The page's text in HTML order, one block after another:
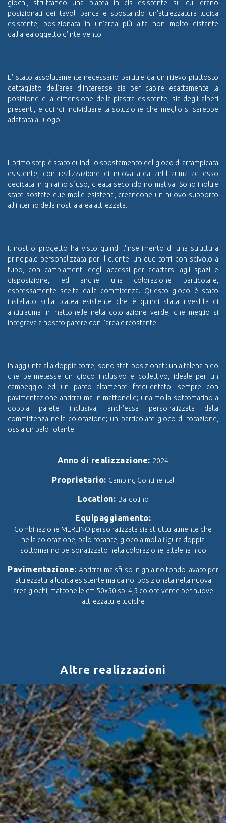
giochi, sfruttando una platea in cls esistente su cui erano
posizionati dei tavoli panca e spostando un'attrezzatura ludica
esistente, posizionata in un'area più alta non molto distante
dall'area oggetto d'intervento.
E' stato assolutamente necessario partitre da un rilievo piuttosto
dettagliato dell'area d'interesse sia per capire esattamente la
posizione e la dimensione della piastra esistente, sia degli alberi
presenti, e quindi individuare la soluzione che meglio si sarebbe
adattata al luogo.
Il primo step è stato quindi lo spostamento del gioco di arrampicata
esistente, con realizzazione di nuova area antitrauma ad esso
dedicata in ghiaino sfuso, creata secondo normativa. Sono inoltre
state sostate due molle esistenti, creandone un nuovo supporto
all'interno della nostra area attrezzata.
Il nostro progetto ha visto quindi l'inserimento di una struttura
principale personalizzata per il cliente: un due torri con scivolo a
tubo, con cambiamenti degli accessi per adattarsi agli spazi e
disposizione, ed anche una colorazione particolare,
espressamente scelta dalla commitenza. Questo gioco è stato
installato sulla platea esistente che è quindi stata rivestita di
antitrauma in mattonelle nella colorazione verde, che meglio si
integrava a nostro parere con l'area circostante.
In aggiunta alla doppia torre, sono stati posizionati: un'altalena nido
che permetesse un gioco inclusivo e collettivo, ideale per un
campeggio ed un parco altamente frequentato, sempre con
pavimentazione antitrauma in mattonelle; una molla sottomarino a
doppia parete inclusiva, anch'essa personalizzata dalla
committenza nella colorazione; un particolare gioco di rotazione,
ossia un palo rotante.
Anno di realizzazione: 2024
Proprietario: Camping Continental
Location: Bardolino
Equipaggiamento:
Combinazione MERLINO personalizzata sia strutturalmente che
nella colorazione, palo rotante, gioco a molla figura doppia
sottomarino personalizzato nella colorazione, altalena nido
Pavimentazione: Antitrauma sfuso in ghiaino tondo lavato per
attrezzatura ludica esistente ma da noi posizionata nella nuova
area giochi, mattonelle cm 50x50 sp. 4,5 colore verde per nuove
attrezzature ludiche
Altre realizzazioni